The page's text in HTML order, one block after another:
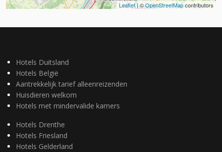
Leaflet| ©OpenStreetMapcontributors
Hotels Duitsland
Hotels België
Aantrekkelijk tarief alleenreizenden
Huisdieren welkom
Hotels met mindervalide kamers
Hotels Drenthe
Hotels Friesland
Hotels Gelderland